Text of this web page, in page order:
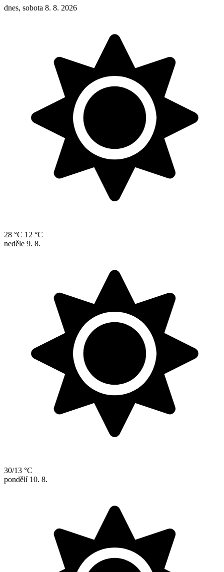
dnes, sobota 8. 8. 2026
28 °C 12 °C
neděle 9. 8.
30/13 °C
pondělí 10. 8.